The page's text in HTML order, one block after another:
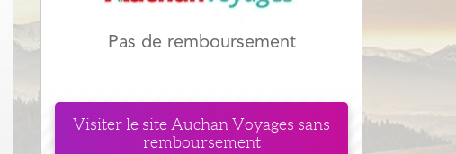
Pas de remboursement
Visiter le site Auchan Voyages sans
remboursement